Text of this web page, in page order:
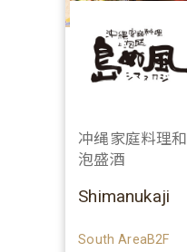
冲绳家庭料理和
泡盛酒
Shimanukaji
South AreaB2F